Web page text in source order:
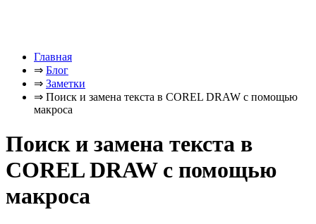
Главная
⇒ Блог
⇒ Заметки
⇒ Поиск и замена текста в COREL DRAW с помощью
макроса
Поиск и замена текста в
COREL DRAW с помощью
макроса